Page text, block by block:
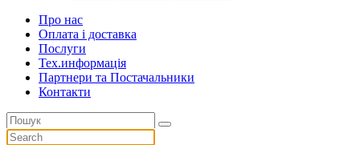
Про нас
Оплата і доставка
Послуги
Тех.информацiя
Партнери та Постачальники
Контакти